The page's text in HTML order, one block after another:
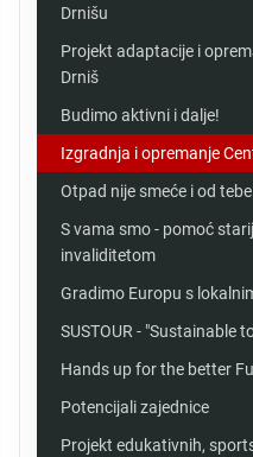
Drnišu
Projekt adaptacije i
Drniš
Budimo aktivni i dalje!
Izgradnja i opremanje
Otpad nije smeće i od
S vama smo - pomoć
invaliditetom
Gradimo Europu s
SUSTOUR - "Sustainable
Hands up for the better
Potencijali zajednice
Projekt edukativnih,